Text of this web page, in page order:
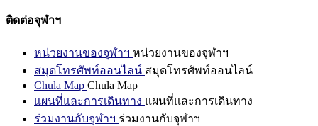
ติดต่อจุฬาฯ
หน่วยงานของจุฬาฯ หน่วยงานของจุฬาฯ
สมุดโทรศัพท์ออนไลน์ สมุดโทรศัพท์ออนไลน์
Chula Map Chula Map
แผนที่และการเดินทาง แผนที่และการเดินทาง
ร่วมงานกับจุฬาฯ ร่วมงานกับจุฬาฯ